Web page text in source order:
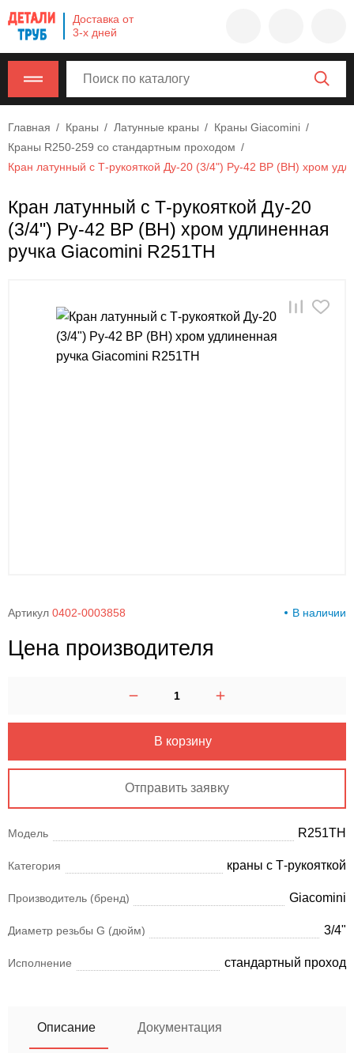
Доставка от
3-х дней
Главная Краны Латунные краны
Краны Giacomini
Краны R250-259 со стандартным проходом
Кран латунный с Т-рукояткой Ду-20 (3/4") Ру-42 ВР (ВН) хром
Кран латунный с Т-рукояткой Ду-20
(3/4") Ру-42 ВР (ВН) хром удлиненная
ручка Giacomini R251TH
Артикул 0402-0003858 В наличии
Цена производителя
В корзину
Отправить заявку
Модель R251TH
Категория краны с Т-рукояткой
Производитель (бренд) Giacomini
Диаметр резьбы G (дюйм) 3/4"
Исполнение стандартный проход
Описание Документация
Company
name
620000,
Москва,
Москва,
Калужская,
15,
офис
315